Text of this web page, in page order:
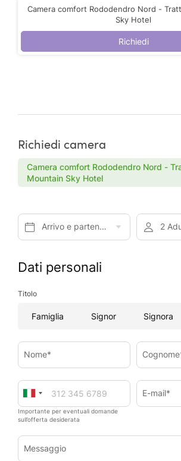
Camera comfort Rododendro Nord -
Sky Hotel
Richiedi
Richiedi camera
Camera comfort Rododendro Nord -
Mountain Sky Hotel
Arrivo e partenza*
Dati personali
Titolo
Famiglia Signor Signora
Nome*
Importante per eventuali domande
sull’offerta desiderata
E-mail*
Messaggio